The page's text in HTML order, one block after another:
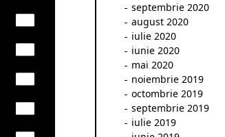
septembrie 2020
august 2020
iulie 2020
iunie 2020
mai 2020
noiembrie 2019
octombrie 2019
septembrie 2019
iulie 2019